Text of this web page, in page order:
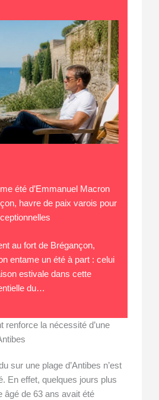
été d’Emmanuel Macron
havre de paix varois pour
au fort de Brégançon,
entame un été à part : celui
estivale dans cette
du…
renforce la nécessité d’une
sur une plage d’Antibes n’est
En effet, quelques jours plus
âgé de 63 ans avait été